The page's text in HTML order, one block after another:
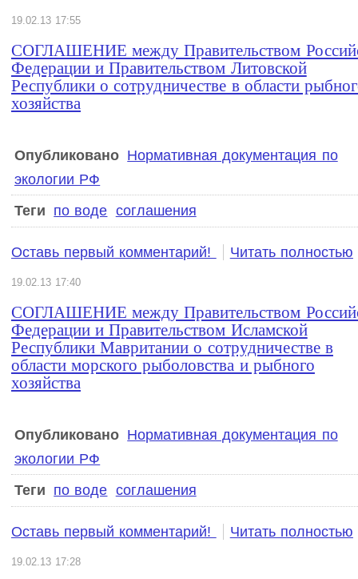
19.02.13 17:55
СОГЛАШЕНИЕ между Правительством
Федерации и Правительством Литовской
Республики о сотрудничестве в области
хозяйства
Опубликовано Нормативная документация по
экологии РФ
Теги по воде соглашения
Оставь первый комментарий! Читать полностью
19.02.13 17:40
СОГЛАШЕНИЕ между Правительством
Федерации и Правительством Исламской
Республики Мавритании о сотрудничестве в
области морского рыболовства и рыбного
хозяйства
Опубликовано Нормативная документация по
экологии РФ
Теги по воде соглашения
Оставь первый комментарий! Читать полностью
19.02.13 17:28